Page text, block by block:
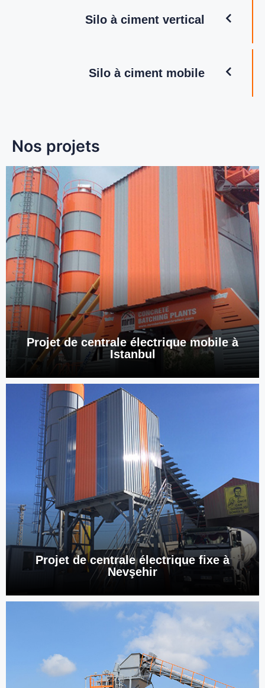
Silo à ciment vertical
Silo à ciment mobile
Nos projets
Projet de centrale électrique mobile à
Istanbul
Projet de centrale électrique fixe à
Nevşehir